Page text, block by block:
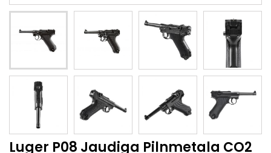
Luger P08 Jaudiga Pilnmetala CO2